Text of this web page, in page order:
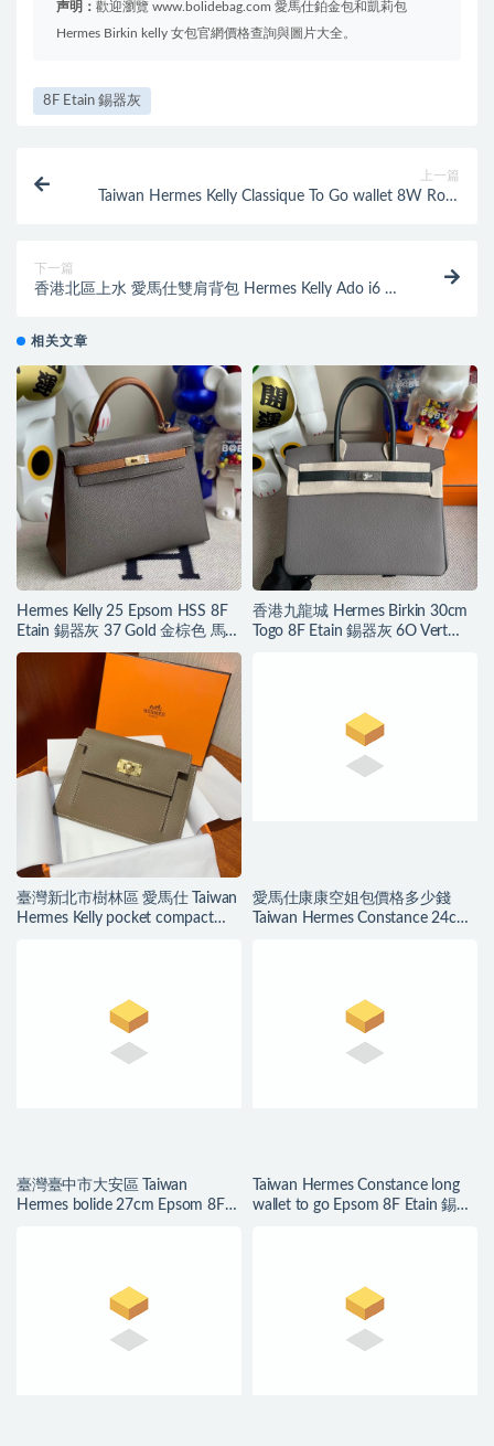
声明： 歡迎瀏覽 www.bolidebag.com 愛馬仕鉑金包和凱莉包
Hermes Birkin kelly 女包官網價格查詢與圖片大全。
8F Etain 錫器灰
上一篇
Taiwan Hermes Kelly Classique To Go wallet 8W Rose
下一篇
香港北區上水 愛馬仕雙肩背包 Hermes Kelly Ado i6 極
相关文章
Hermes Kelly 25 Epsom HSS 8F
Etain 錫器灰 37 Gold 金棕色 馬蹄
印 金扣
香港九龍城 Hermes Birkin 30cm
Togo 8F Etain 錫器灰 6O Vert
臺灣新北市樹林區 愛馬仕 Taiwan
Hermes Kelly pocket compact
愛馬仕康康空姐包價格多少錢
Taiwan Hermes Constance 24cm
臺灣臺中市大安區 Taiwan
Hermes bolide 27cm Epsom 8F
Taiwan Hermes Constance long
wallet to go Epsom 8F Etain 錫器